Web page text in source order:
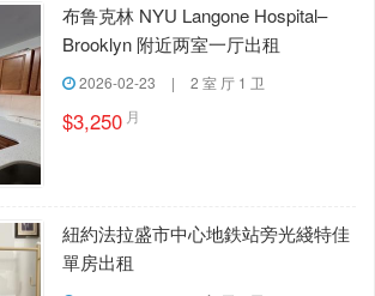
布鲁克林 NYU Langone Hospital–
Brooklyn 附近两室一厅出租
2026-02-23 | 2 室 厅 1 卫
$3,250 月
紐約法拉盛市中心地鉄站旁光綫特佳
單房出租